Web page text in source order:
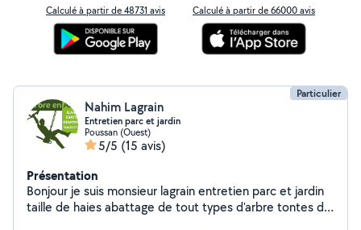
Calculé à partir de 48731 avis Calculé à partir de 66000 avis
Particulier
Nahim Lagrain
Entretien parc et jardin
Poussan (Ouest)
5/5 (15 avis)
Présentation
Bonjour je suis monsieur lagrain entretien parc et jardin
taille de haies abattage de tout types d'arbre tontes de